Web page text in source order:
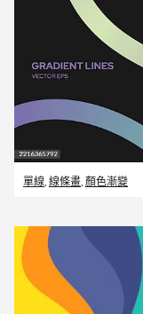
單線, 線條畫, 顏色漸變